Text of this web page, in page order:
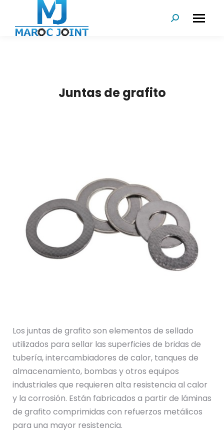
Buscar:
Juntas de grafito
Los juntas de grafito son elementos de sellado
utilizados para sellar las superficies de bridas de
tubería, intercambiadores de calor, tanques de
almacenamiento, bombas y otros equipos
industriales que requieren alta resistencia al calor
y la corrosión. Están fabricados a partir de láminas
de grafito comprimidas con refuerzos metálicos
para una mayor resistencia.